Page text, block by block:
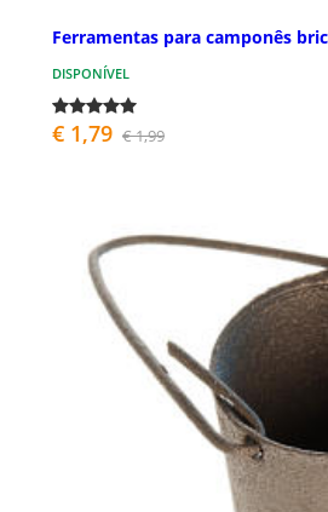
Ferramentas para camponês
DISPONÍVEL
€ 1,79 € 1,99